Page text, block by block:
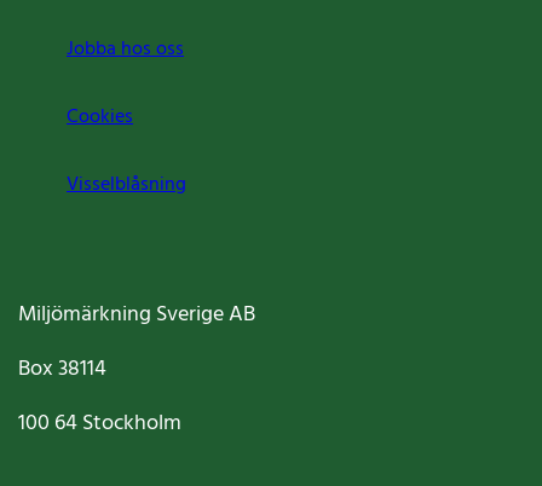
Jobba hos oss
Cookies
Visselblåsning
Miljömärkning Sverige AB
Box38114
100 64Stockholm